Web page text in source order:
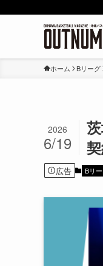
ホーム Bリーグ
2026
6/19
広告 Bリ